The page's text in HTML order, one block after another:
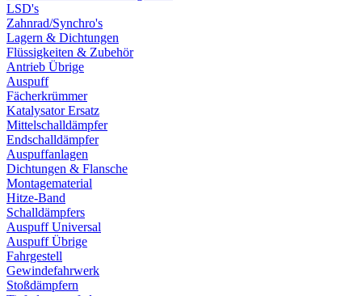
LSD's
Zahnrad/Synchro's
Lagern & Dichtungen
Flüssigkeiten & Zubehör
Antrieb Übrige
Auspuff
Fächerkrümmer
Katalysator Ersatz
Mittelschalldämpfer
Endschalldämpfer
Auspuffanlagen
Dichtungen & Flansche
Montagematerial
Hitze-Band
Schalldämpfers
Auspuff Universal
Auspuff Übrige
Fahrgestell
Gewindefahrwerk
Stoßdämpfern